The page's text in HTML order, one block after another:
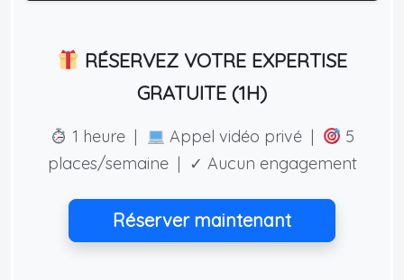
RÉSERVEZ VOTRE EXPERTISE
GRATUITE (1H)
1 heure | Appel vidéo privé |
5
places/semaine | ✓ Aucun engagement
Réserver maintenant